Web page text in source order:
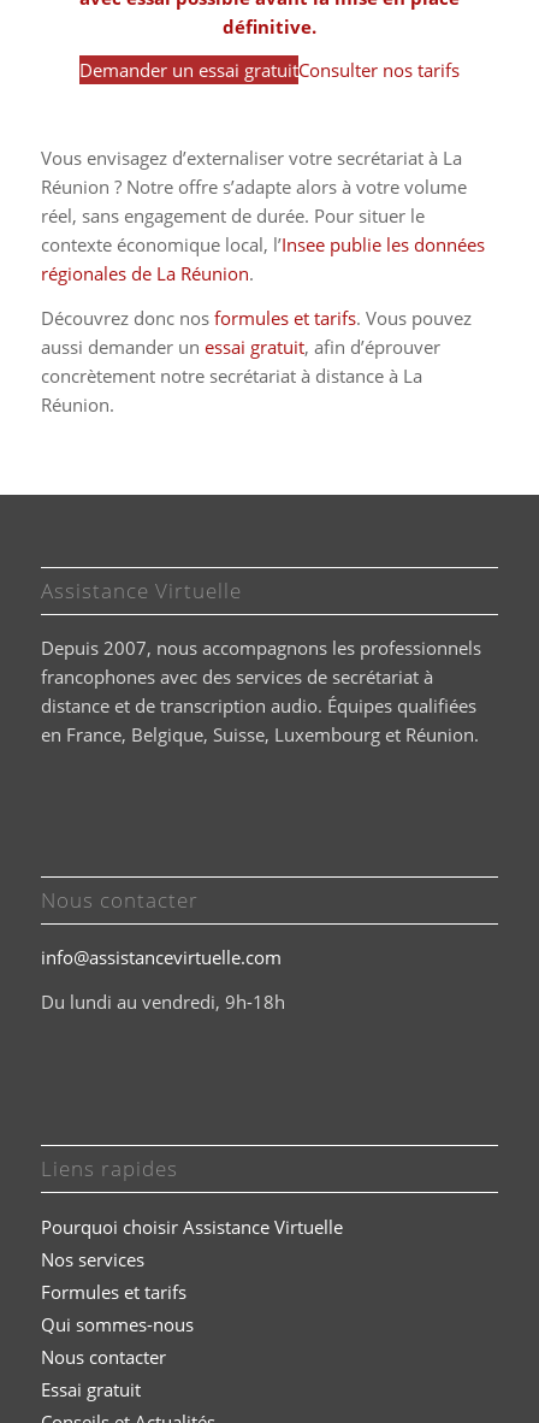
définitive.
Demander un essai gratuitConsulter nos tarifs
Vous envisagez d’externaliser votre secrétariat à La
Réunion ? Notre offre s’adapte alors à votre volume
réel, sans engagement de durée. Pour situer le
contexte économique local, l’Insee publie les données
régionales de La Réunion.
Découvrez donc nos formules et tarifs. Vous pouvez
aussi demander un essai gratuit, afin d’éprouver
concrètement notre secrétariat à distance à La
Réunion.
Assistance Virtuelle
Depuis 2007, nous accompagnons les professionnels
francophones avec des services de secrétariat à
distance et de transcription audio. Équipes qualifiées
en France, Belgique, Suisse, Luxembourg et Réunion.
Nous contacter
info@assistancevirtuelle.com
Du lundi au vendredi, 9h-18h
Liens rapides
Pourquoi choisir Assistance Virtuelle
Nos services
Formules et tarifs
Qui sommes-nous
Nous contacter
Essai gratuit